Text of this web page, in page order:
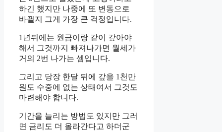
하긴 했지만 나중에 또 변동으로
바뀔지 그게 가장 큰 걱정입니다.
1년뒤에는 원금이랑 같이 갚아야
해서 그것까지 빠져나가면 월세가
거의 2번 나가는 셈입니다.
그리고 당장 한달 뒤에 갚을 1천만
원도 수중에 없는 상태여서 그것도
마련해야 합니다.
기간을 늘리는 방법도 있지만 그러
면 금리도 더 올라간다고 하더군